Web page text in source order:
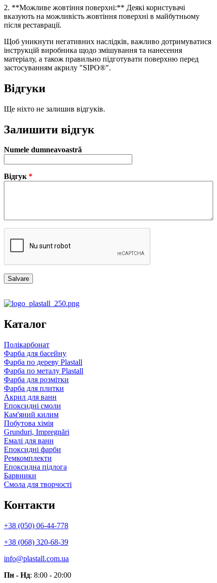
2. **Можливе жовтіння поверхні:** Деякі користувачі
вказують на можливість жовтіння поверхні в майбутньому
після реставрації.
Щоб уникнути негативних наслідків, важливо дотримуватися
інструкцій виробника щодо змішування та нанесення
матеріалу, а також правильно підготувати поверхню перед
застосуванням акрилу "SIPO®".
Відгуки
Ще ніхто не залишив відгуків.
Залишити відгук
Numele dumneavoastră
Відгук*
Каталог
Полікарбонат
Фарба для басейну
Фарба по дереву Plastall
Фарба по металу Plastall
Фарба для розмітки
Фарба для плитки
Акрил для ванн
Епоксидні смоли
Кам'яний килим
Побутова хімія
Grunduri, Impregnări
Емалі для ванн
Епоксидні фарби
Ремкомплекти
Епоксидна підлога
Барвники
Смола для творчості
Контакти
+38 (050) 06-44-778
+38 (068) 320-68-39
info@plastall.com.ua
Пн - Нд: 8:00 - 20:00